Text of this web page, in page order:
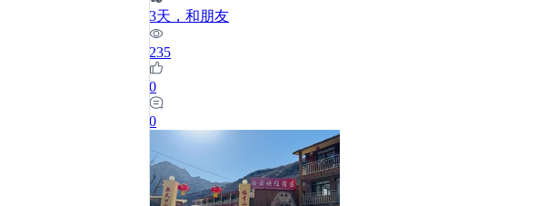
3天 ，和朋友
235
0
0